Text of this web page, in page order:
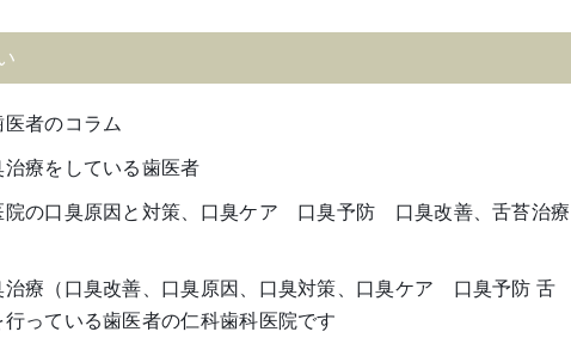
者のコラム
治療をしている歯医者
院の口臭原因と対策、口臭ケア 口臭予防 口臭改善、舌苔治療
治療（口臭改善、口臭原因、口臭対策、口臭ケア 口臭予防 舌
っている歯医者の仁科歯科医院です